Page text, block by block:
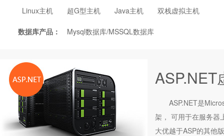
Linux主机
超G型主机 Java主机 双栈虚拟主机
数据库产品： Mysql数据库/MSSQL数据库
ASP.NET
ASP.NET是
架， 可用于在服务器
大优越于ASP的其他